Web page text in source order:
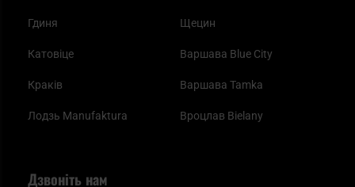
Гдиня
Катовіце
Краків
Лодзь Manufaktura
Щецин
Варшава Blue City
Варшава Tamka
Вроцлав Bielany
Дзвоніть нам